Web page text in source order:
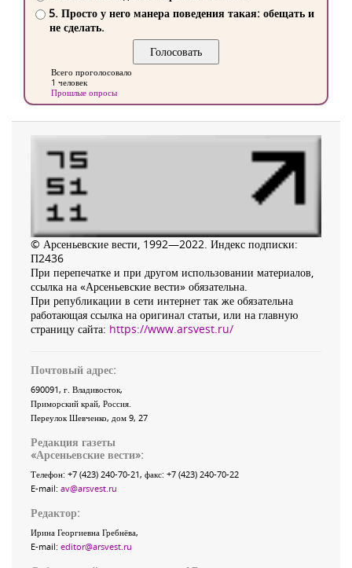
5. Просто у него манера поведения такая: обещать и
не сделать.
Всего проголосовало
1 человек
Прошлые опросы
© Арсеньевские вести, 1992—2022. Индекс подписки:
П2436
При перепечатке и при другом использовании материалов,
ссылка на «Арсеньевские вести» обязательна.
При републикации в сети интернет так же обязательна
работающая ссылка на оригинал статьи, или на главную
страницу сайта: https://www.arsvest.ru/
Почтовый адрес:
690091, г. Владивосток,
Приморский край, Россия
Переулок Шевченко, дом 9, 27
Редакция газеты
«Арсеньевские вести»:
Телефон: +7 (423) 240-70-21, факс: +7 (423) 240-70-22
E-mail: av@arsvest.ru
Редактор:
Ирина Георгиевна Гребнёва,
E-mail: editor@arsvest.ru